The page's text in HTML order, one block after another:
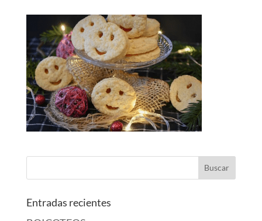
Entradas recientes